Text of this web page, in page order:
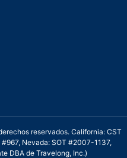
reservados. California: CST
Nevada: SOT #2007-1137,
DBA de Travelong, Inc.)